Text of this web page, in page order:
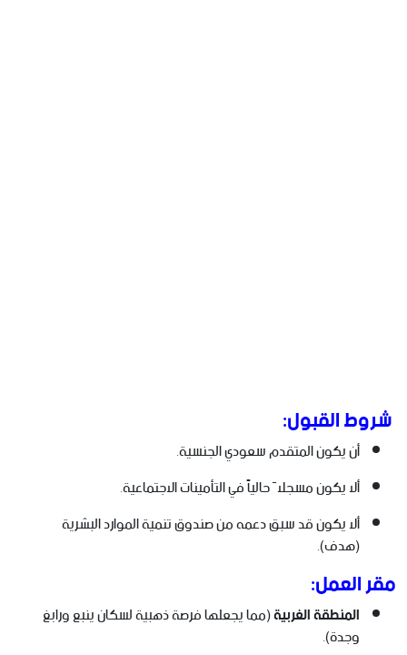
شروط القبول:
أن يكون المتقدم سعودي الجنسية.
ألا يكون مسجلاً حالياً في التأمينات الاجتماعية.
ألا يكون قد سبق دعمه من صندوق تنمية الموارد البشرية
(هدف).
مقر العمل:
المنطقة الغربية(مما يجعلها فرصة ذهبية لسكان ينبع ورابغ
وجدة).